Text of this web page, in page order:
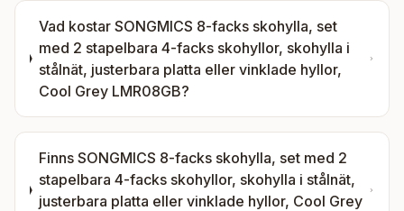
Vad kostar SONGMICS 8-facks skohylla, set
med 2 stapelbara 4-facks skohyllor, skohylla i
stålnät, justerbara platta eller vinklade hyllor,
Cool Grey LMR08GB?
Finns SONGMICS 8-facks skohylla, set med 2
stapelbara 4-facks skohyllor, skohylla i stålnät,
justerbara platta eller vinklade hyllor, Cool Grey